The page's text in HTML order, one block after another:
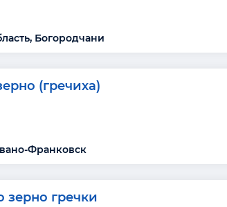
Богородчани
(гречиха)
Франковск
зерно гречки